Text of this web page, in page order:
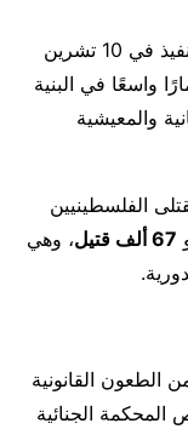
حيّز التنفيذ في 10 تشرين
واسعًا في البنية
والمعيشية
الفلسطينيين
67 ألف قتيل
، وهي
القانونية
الجنائية